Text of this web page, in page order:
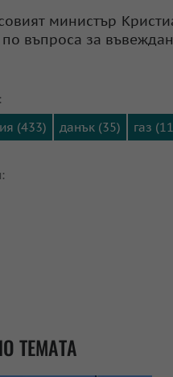
министър
по въпроса за
(433)
данък (35) газ
ТЕМАТА